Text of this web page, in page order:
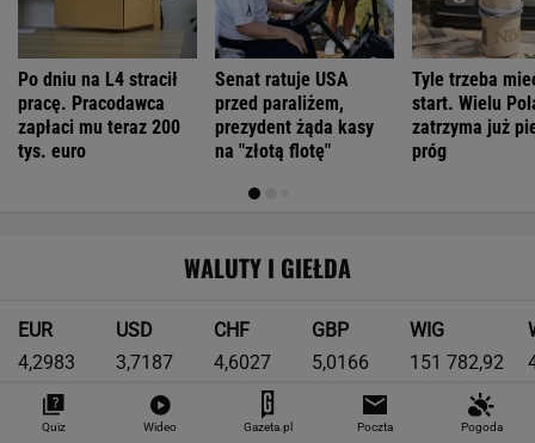
Po dniu na L4 stracił
pracę. Pracodawca
zapłaci mu teraz 200
tys. euro
Senat ratuje USA
przed paraliżem,
prezydent żąda kasy
na "złotą flotę"
Tyle trzeba
start. Wielu
zatrzyma już
próg
WALUTY I GIEŁDA
EUR
4,2983
-0,09%
USD
3,7187
-0,41%
CHF
4,6027
0,15%
GBP
5,0166
-0,13%
WIG
151 782,92
Quiz Wideo Gazeta.pl Poczta Pogoda